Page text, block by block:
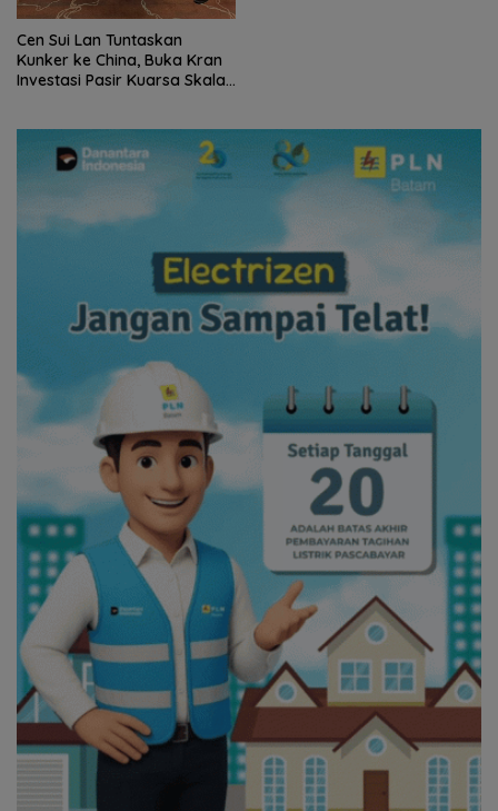
Cen Sui Lan Tuntaskan
Kunker ke China, Buka Kran
Investasi Pasir Kuarsa Skala